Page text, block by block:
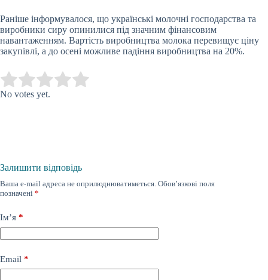
Раніше інформувалося, що українські молочні господарства та
виробники сиру опинилися під значним фінансовим
навантаженням. Вартість виробництва молока перевищує ціну
закупівлі, а до осені можливе падіння виробництва на 20%.
Rate this item:
No votes yet.
Залишити відповідь
Ваша e-mail адреса не оприлюднюватиметься. Обов’язкові поля
позначені *
Ім’я *
Email *